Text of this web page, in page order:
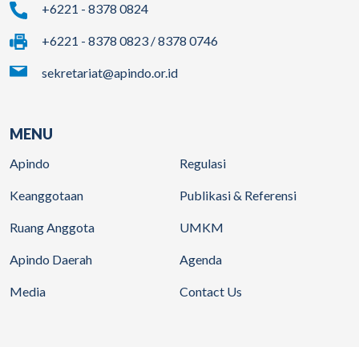
+6221 - 8378 0824
+6221 - 8378 0823 / 8378 0746
sekretariat@apindo.or.id
MENU
Apindo
Keanggotaan
Ruang Anggota
Apindo Daerah
Media
Regulasi
Publikasi & Referensi
UMKM
Agenda
Contact Us